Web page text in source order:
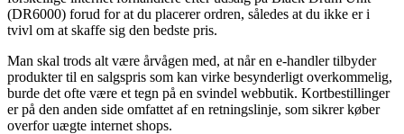
(DR6000) forud for at du placerer ordren, således at du ikke er i
tvivl om at skaffe sig den bedste pris.
Man skal trods alt være årvågen med, at når en e-handler tilbyder
produkter til en salgspris som kan virke besynderligt overkommelig,
burde det ofte være et tegn på en svindel webbutik. Kortbestillinger
er på den anden side omfattet af en retningslinje, som sikrer køber
overfor uægte internet shops.